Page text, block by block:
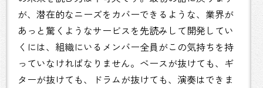
が、潜在的なニーズをカバーできるような、業界が
あっと驚くようなサービスを先読みして開発してい
くには、組織にいるメンバー全員がこの気持ちを持
っていなければなりません。ベースが抜けても、ギ
ターが抜けても、ドラムが抜けても、演奏はできま